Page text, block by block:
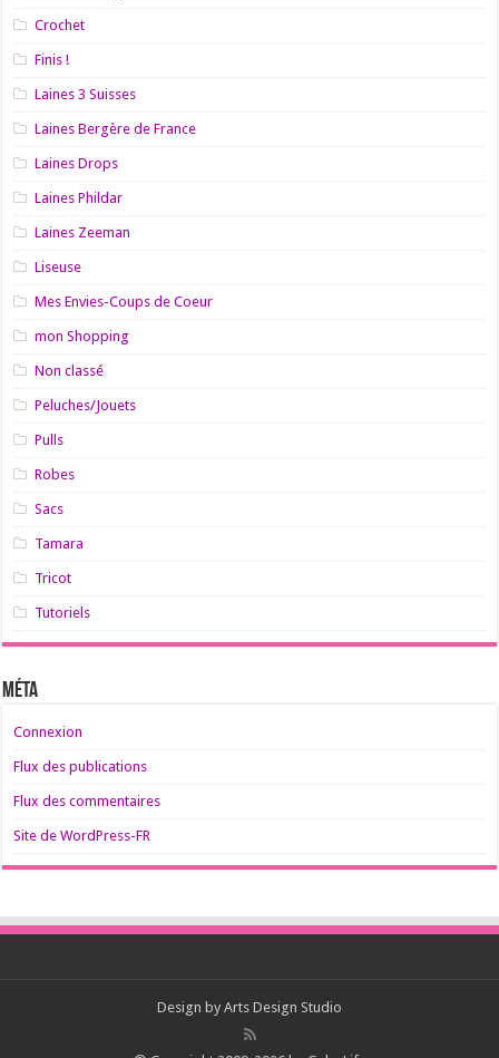
Crochet
Finis !
Laines 3 Suisses
Laines Bergère de France
Laines Drops
Laines Phildar
Laines Zeeman
Liseuse
Mes Envies-Coups de Coeur
mon Shopping
Non classé
Peluches/Jouets
Pulls
Robes
Sacs
Tamara
Tricot
Tutoriels
Méta
Connexion
Flux des publications
Flux des commentaires
Site de WordPress-FR
Design by Arts Design Studio